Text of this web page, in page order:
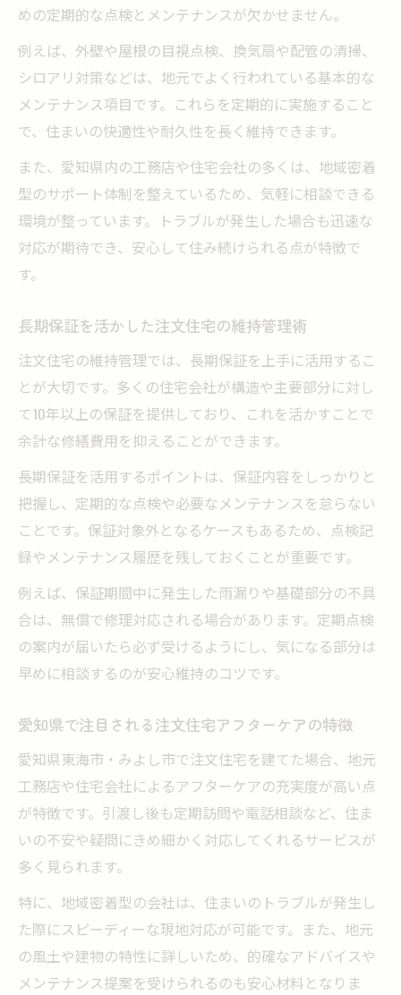
めの定期的な点検とメンテナンスが欠かせません。
例えば、外壁や屋根の目視点検、換気扇や配管の清掃、
シロアリ対策などは、地元でよく行われている基本的な
メンテナンス項目です。これらを定期的に実施すること
で、住まいの快適性や耐久性を長く維持できます。
また、愛知県内の工務店や住宅会社の多くは、地域密着
型のサポート体制を整えているため、気軽に相談できる
環境が整っています。トラブルが発生した場合も迅速な
対応が期待でき、安心して住み続けられる点が特徴で
す。
長期保証を活かした注文住宅の維持管理術
注文住宅の維持管理では、長期保証を上手に活用するこ
とが大切です。多くの住宅会社が構造や主要部分に対し
て10年以上の保証を提供しており、これを活かすことで
余計な修繕費用を抑えることができます。
長期保証を活用するポイントは、保証内容をしっかりと
把握し、定期的な点検や必要なメンテナンスを怠らない
ことです。保証対象外となるケースもあるため、点検記
録やメンテナンス履歴を残しておくことが重要です。
例えば、保証期間中に発生した雨漏りや基礎部分の不具
合は、無償で修理対応される場合があります。定期点検
の案内が届いたら必ず受けるようにし、気になる部分は
早めに相談するのが安心維持のコツです。
愛知県で注目される注文住宅アフターケアの特徴
愛知県東海市・みよし市で注文住宅を建てた場合、地元
工務店や住宅会社によるアフターケアの充実度が高い点
が特徴です。引渡し後も定期訪問や電話相談など、住ま
いの不安や疑問にきめ細かく対応してくれるサービスが
多く見られます。
特に、地域密着型の会社は、住まいのトラブルが発生し
た際にスピーディーな現地対応が可能です。また、地元
の風土や建物の特性に詳しいため、的確なアドバイスや
メンテナンス提案を受けられるのも安心材料となりま